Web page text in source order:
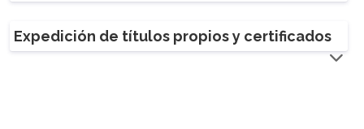
Expedición de títulos propios y certificados